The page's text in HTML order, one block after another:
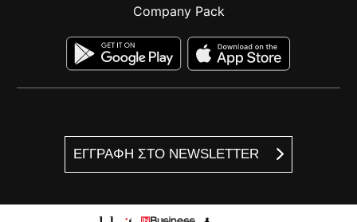
ΕΓΓΡΑΦΗ ΣΤΟ NEWSLETTER
Company Pack